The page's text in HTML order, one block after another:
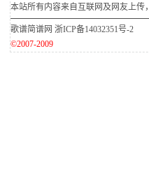
本站所有内容来自互联网及网友上传
歌谱简谱网 浙ICP备14032351号-2
©2007-2009